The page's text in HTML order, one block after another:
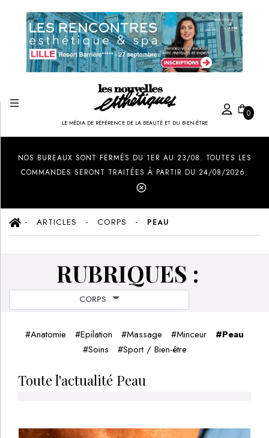
LE MÉDIA DE RÉFÉRENCE DE LA BEAUTÉ ET DU BIEN-ÊTRE
0
NOS BUREAUX SONT FERMÉS DU 1ER AU 23/08. TOUTES LES
COMMANDES SERONT TRAITÉES À PARTIR DU 24/08/2026.
ARTICLES CORPS PEAU
RUBRIQUES :
CORPS
#Anatomie #Epilation #Massage #Minceur #Peau
#Soins #Sport / Bien-être
Toute l'actualité Peau